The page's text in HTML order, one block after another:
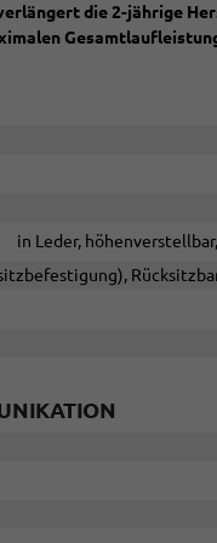
die 2-jährige
in Leder,